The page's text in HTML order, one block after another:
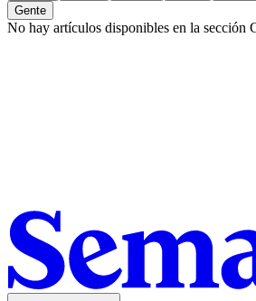
Gente
No hay artículos disponibles en la sección